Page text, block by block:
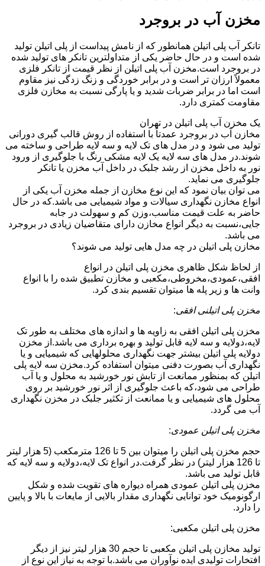
مخزن آب در بروجرد
تانکر آب پلی اتیلن همانطور که از نامش پیداست از پلی اتیلن تولید
شده است و در حال حاضر یکی از متداولترین تانکر های تولید شده
در بروجرد است.مخزن آب پلی اتیلن از نظر قیمت از تانکر فلزی
معمولاً ارزان تر است و در برابر خوردگی و زنگ زدگی نیز مقاوم
است اما در برابر ضربات شدید و یا پارگی نسبت به مخازن فلزی
مقاومت کمتری دارد.
یک مخزن آب پلی اتیلن در تهران
مخازن آب در بروجرد عمدتاً با استفاده از روش قالب گیری دورانی
تولید می شود و در مدل های تک لایه و سه لایه طراحی و ساخته می
شوند.در مدل های سه لایه یک لایه مشکی رنگ با جلوگیری از ورود
نور به داخل مخزن از رشد جلبک در داخل آب مخزن یا تانکر
جلوگیری می نماید.
می توان بیان نمود که این نوع مخازن از جمله مخزن آب یکی از
انواع مخازن نگهداری سیالات و مواد شیمیایی می باشد.که در حال
حاضر به علت قیمت مناسب،وزن کم و سهولت در جابه
جایی،نسبت به دیگر انواع مخازن دارای متقاضیان زیادی در بروجرد
می باشد.
مخازن پلی اتیلن در چه مدل هایی تولید می شوند؟
از لحاظ شکل ظاهری مخزن پلی اتیلن در انواع
افقی،عمودی،مخروطی،مکعبی و مخازن تطبیق شده را با انواع
وانت ها و زیر پله ها میتوان تقسیم بندی کرد.
مخزن پلی اتیلنی افقی:
مخزن پلی اتیلن افقی به زاویه ها و اندازه های مختلف به طور تک
لایه،دولایه و سه لایه قابل تولید و بهره برداری می باشد.از مخزن
دولایه پلی اتیلن بیشتر جهت نگهداری محلولهایی که شیمیایی و یا
نگهداری آب بصورت دفنی میتوان استفاده کرد.مخزن سه لایه پلی
اتیلن که بمنظور ممانعت از تابش نور خورشید به محلول و یا آب
طراحی می شود،که باعث جلوگیری از اثر نور خورشید بر روی
محلول های شیمیایی و یا ممانعت از تکثیر جلبک در مخزن نگهداری
آب می گردد.
مخزن پلی اتیلن عمودی:
حجم مخزن پلی اتیلن را میتوان بین 5 تا 126 مترمکعب (5 هزار لیتر
تا 126 هزار لیتر) در نظر گرفت.در انواع تک لایه،دولایه و سه لایه که
قابل تولید می باشد.
مخزن پلی اتیلن عمودی همراه دیواره های تقویت شده و شکل
ارگونومیک خود توانایی نگهداری مقدار بالایی از مایعات با بالا و پایین
را دارد.
مخزن پلی اتیلن مکعبی:
تولید مخازن پلی اتیلن مکعبی تا حجم 30 هزار لیتر نیز از دیگر
افتخارات تولیدی ایده نوآوران می باشد.با توجه به نیاز این نوع از